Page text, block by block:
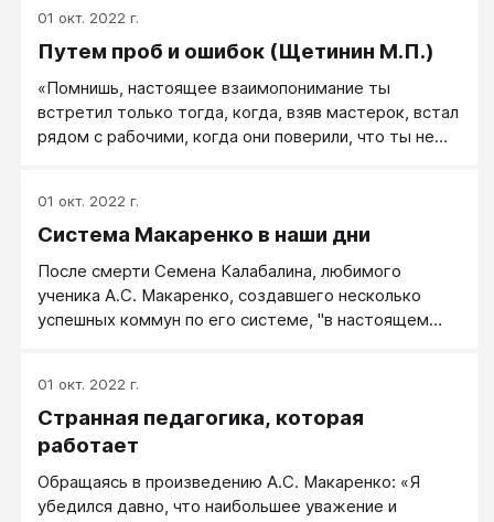
четырехклассного городского училища, которое
1904 г. (в 16 лет) Макаренко становится
слушателем одногодичных педагогических курсов
при Кременчугском городском училище, имевших
целью подготовку преподавателей начальной
01 окт. 2022 г.
Путем проб и ошибок (Щетинин М.П.)
«Помнишь, настоящее взаимопонимание ты
встретил только тогда, когда, взяв мастерок, встал
рядом с рабочими, когда они поверили, что ты не
отнеслись к идее школы-комплекса рабочие и
учителя? Для первых она стала их собственной, а
«сверху».
01 окт. 2022 г.
Система Макаренко в наши дни
После смерти Семена Калабалина, любимого
ученика А.С. Макаренко, создавшего несколько
успешных коммун по его системе, "в настоящем
Макаренко работает и поныне.
01 окт. 2022 г.
Странная педагогика, которая
работает
Обращаясь в произведению А.С. Макаренко: «Я
убедился давно, что наибольшее уважение и